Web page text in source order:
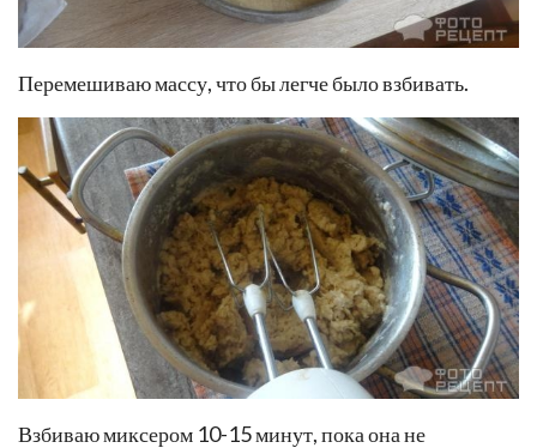
Перемешиваю массу, что бы легче было взбивать.
Взбиваю миксером 10-15 минут, пока она не